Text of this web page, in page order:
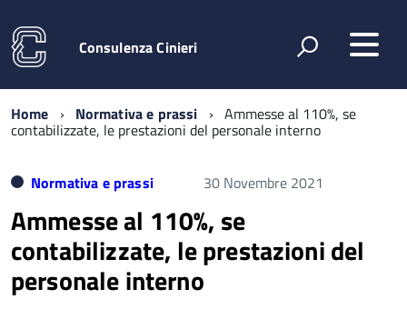
Consulenza Cinieri
Home Normativa e prassi Ammesse al 110%, se
contabilizzate, le prestazioni del personale interno
Normativa e prassi 30 Novembre 2021
Ammesse al 110%, se
contabilizzate, le prestazioni del
personale interno